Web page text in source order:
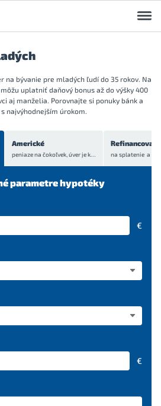
na bývanie pre mladých ľudí do 35 rokov. Na
uplatniť daňový bonus až do výšky 400
aj manželia. Porovnajte si ponuky bánk a
najvýhodnejším úrokom.
Americké
peniaze na čokoľvek, úver jekrytý bytom alebo domom
parametre hypotéky
€
€